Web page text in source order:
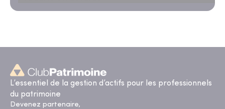
L’essentiel de la gestion d’actifs pour les professionnels
du patrimoine
Devenez partenaire,